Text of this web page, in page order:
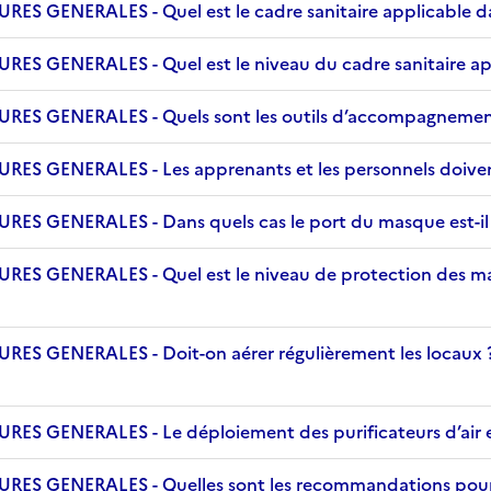
GENERALES - Quel est le cadre sanitaire applicable
GENERALES - Quel est le niveau du cadre
GENERALES - Quels sont les outils
GENERALES - Les apprenants et les personnels
GENERALES - Dans quels cas le port du masque
GENERALES - Quel est le niveau de protection des
GENERALES - Doit-on aérer régulièrement les
GENERALES - Le déploiement des purificateurs
GENERALES - Quelles sont les recommandations